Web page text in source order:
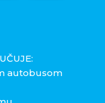
autobusom